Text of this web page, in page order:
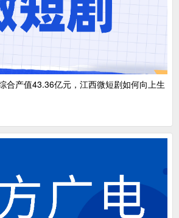
合产值43.36亿元，江西微短剧如何向上生